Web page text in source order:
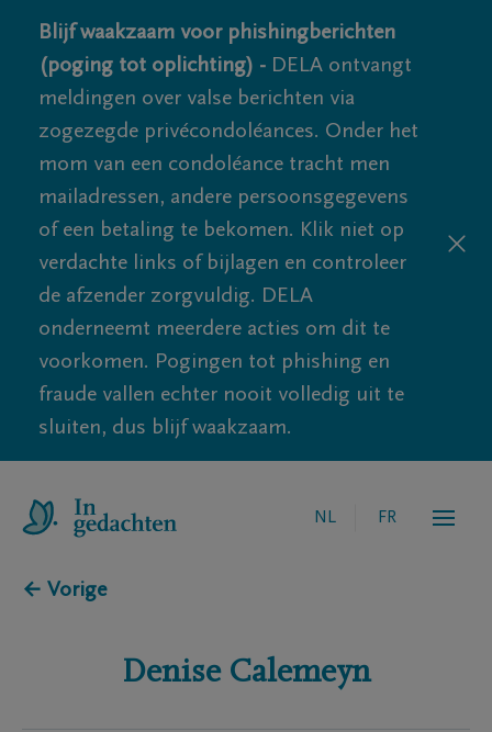
Blijf waakzaam voor phishingberichten
(poging tot oplichting) - DELA ontvangt
meldingen over valse berichten via
zogezegde privécondoléances. Onder het
mom van een condoléance tracht men
mailadressen, andere persoonsgegevens
of een betaling te bekomen. Klik niet op
verdachte links of bijlagen en controleer
de afzender zorgvuldig. DELA
onderneemt meerdere acties om dit te
voorkomen. Pogingen tot phishing en
fraude vallen echter nooit volledig uit te
sluiten, dus blijf waakzaam.
NL FR
← Vorige
Denise Calemeyn